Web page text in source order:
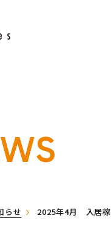
らせ 2025年4月 入居